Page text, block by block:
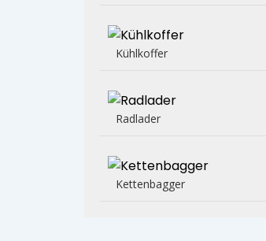
Kühlkoffer
Radlader
Kettenbagger